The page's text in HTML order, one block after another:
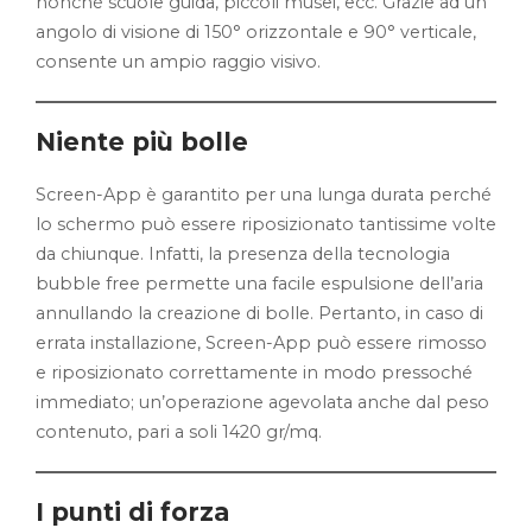
angolo di visione di 150° orizzontale e 90° verticale,
consente un ampio raggio visivo.
Niente più bolle
Screen-App è garantito per una lunga durata perché
lo schermo può essere riposizionato tantissime volte
da chiunque. Infatti, la presenza della tecnologia
bubble free permette una facile espulsione dell’aria
annullando la creazione di bolle. Pertanto, in caso di
errata installazione, Screen-App può essere rimosso
e riposizionato correttamente in modo pressoché
immediato; un’operazione agevolata anche dal peso
contenuto, pari a soli 1420 gr/mq.
I punti di forza